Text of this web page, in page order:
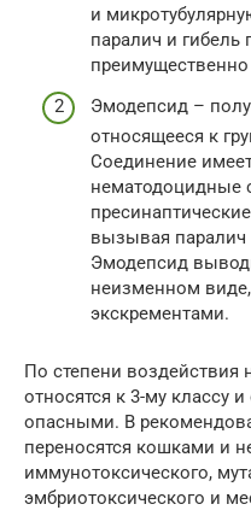
и
паралич и гибель
Эмодепсид –
относящееся к
Соединение
нематодоцидные
вызывая паралич
Эмодепсид
неизменном
экскрементами.
По степени воздействия
относятся к 3-му классу
опасными. В
переносятся кошками и
иммунотоксического,
эмбриотоксического и